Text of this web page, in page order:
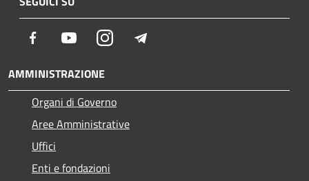
Facebook YoutubeInstagram
AMMINISTRAZIONE
Organi di Governo
Aree Amministrative
Uffici
Enti e fondazioni